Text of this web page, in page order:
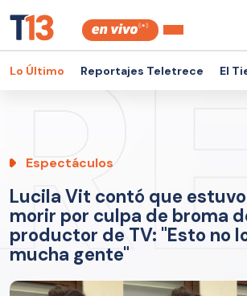
Lo Último Reportajes Teletrece El
Espectáculos
Lucila Vit contó que
morir por culpa de broma
productor de TV: "Esto no
mucha gente"